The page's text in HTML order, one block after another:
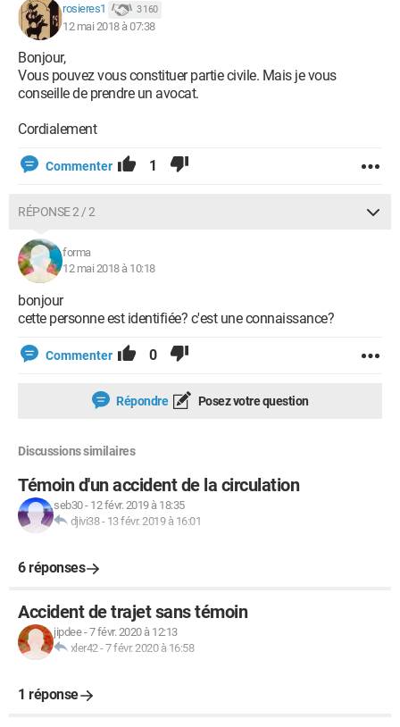
rosieres1 3 160
12 mai 2018 à 07:38
Bonjour,
Vous pouvez vous constituer partie civile. Mais je vous
conseille de prendre un avocat.
Cordialement
Commenter 1
RÉPONSE 2 / 2
forma
12 mai 2018 à 10:18
bonjour
cette personne est identifiée? c'est une connaissance?
Commenter 0
Répondre Posez votre question
Discussions similaires
Témoin d'un accident de la circulation
seb30- 12 févr. 2019 à 18:35
djivi38- 13 févr. 2019 à 16:01
6 réponses
Accident de trajet sans témoin
jipdee-7 févr. 2020 à 12:13
xler42-7 févr. 2020 à 16:58
1 réponse